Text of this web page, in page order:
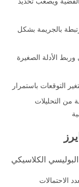
بالجريمة بشكل
الأدلة الصغيرة
التوقعات باستمرار
من التحليلات
البوليسي الكلاسيكي
الاحتمالات